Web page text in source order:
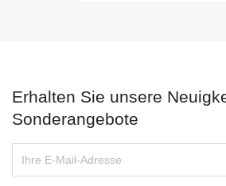
Erhalten Sie unsere
Sonderangebote